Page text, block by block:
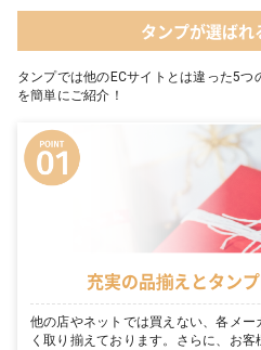
タンプが選ばれ
タンプでは他のECサイトとは違った5
を簡単にご紹介！
充実の品揃えとタン
他の店やネットでは買えない、各メ
く取り揃えております。さらに、お